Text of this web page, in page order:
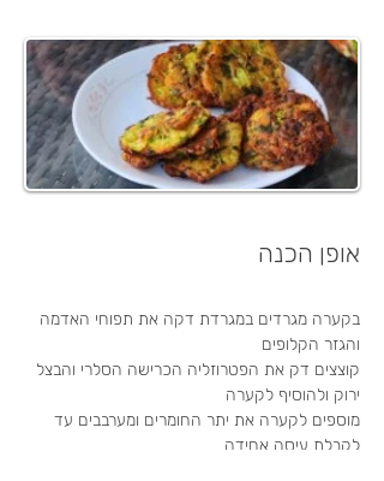
אופן הכנה
בקערה מגרדים במגרדת דקה את תפוחי האדמה
והגזר הקלופים
קוצצים דק את הפטרוזליה הכרישה הסלרי והבצל
ירוק ולהוסיף לקערה
מוספים לקערה את יתר החומרים ומערבבים עד
לקבלת עיסה אחידה